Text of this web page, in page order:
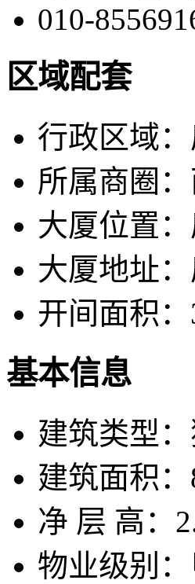
010-
区域配套
行政区域：
所属商圈：
大厦位置：
大厦地址：
开间面积：
基本信息
建筑类型：
建筑面积：
净 层 高：
物业级别：